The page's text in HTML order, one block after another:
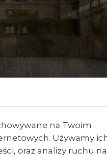
Wyjazdy w teren
Hubertus
Wycieczki szkolne
na Twoim
Używamy
oraz analizy ruchu na